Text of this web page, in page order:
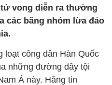
vong diễn ra thường
các băng nhóm lừa đảo
loạt công dân Hàn Quốc
những đường dây tội
Á này. Hãng tin